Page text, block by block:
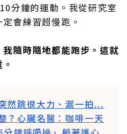
分鐘的運動。我從研究室
會練習超慢跑。
隨時隨地都能跑步。這就
然跳很大力、漏一拍...
？心臟名醫：咖啡一天